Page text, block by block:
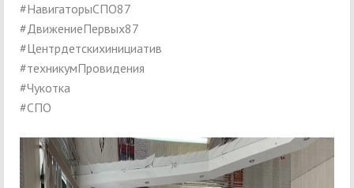
#НавигаторыСПО87
#ДвижениеПервых87
#Центрдетскихинициатив
#техникумПровидения
#Чукотка
#СПО